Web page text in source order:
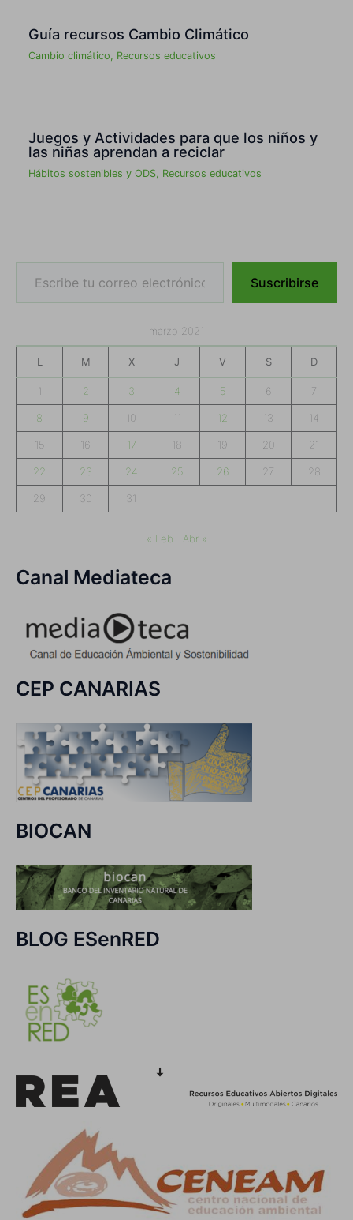
Guía recursos Cambio Climático
Cambio climático, Recursos educativos
Juegos y Actividades para que los niños y
las niñas aprendan a reciclar
Hábitos sostenibles y ODS Recursos educativos
Escribe tu correo electrónico…
Suscribirse
marzo 2021
L M X J V S D
1 2 3 4 5 6 7
8 9 10 11 12 13 14
15 16 17 18 19 20 21
22 23 24 25 26 27 28
29 30 31
« Feb Abr »
Canal Mediateca
CEP CANARIAS
BIOCAN
BLOG ESenRED